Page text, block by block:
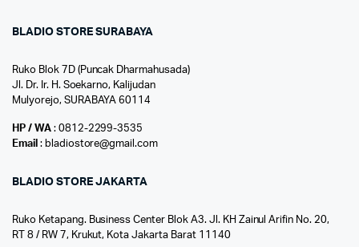
BLADIO STORE SURABAYA
Ruko Blok 7D (Puncak Dharmahusada)
Jl. Dr. Ir. H. Soekarno, Kalijudan
Mulyorejo, SURABAYA 60114
HP / WA: 0812-2299-3535
Email : bladiostore@gmail.com
BLADIO STORE JAKARTA
Ruko Ketapang. Business Center Blok A3. Jl. KH Zainul Arifin No. 20,
RT 8 / RW 7, Krukut, Kota Jakarta Barat 11140